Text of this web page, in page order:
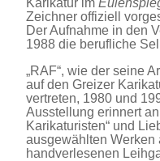
Zeichner offiziell
Der Aufnahme in den
1988 die berufliche
„RAF“, wie der seine
auf den Greizer
vertreten, 1980 und
Ausstellung erinnert
Karikaturisten“ und
ausgewählten Werken
handverlesenen